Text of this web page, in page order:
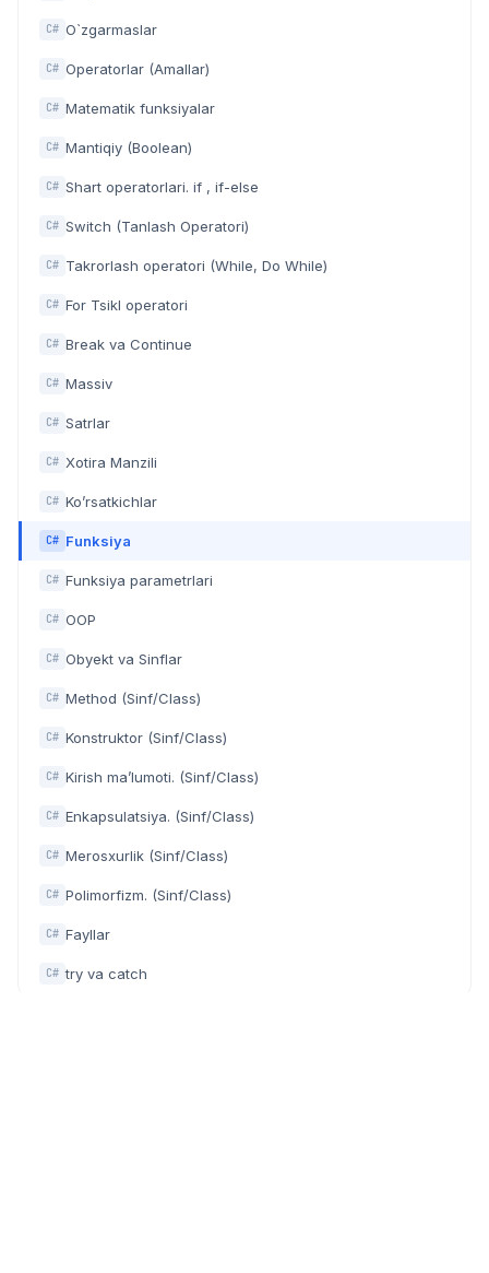
C# O`zgarmaslar
C# Operatorlar (Amallar)
C# Matematik funksiyalar
C# Mantiqiy (Boolean)
C# Shart operatorlari. if , if-else
C# Switch (Tanlash Operatori)
C# Takrorlash operatori (While, Do While)
C# For Tsikl operatori
C# Break va Continue
C# Massiv
C# Satrlar
C# Xotira Manzili
C# Ko’rsatkichlar
C# Funksiya
C# Funksiya parametrlari
C# OOP
C# Obyekt va Sinflar
C# Method (Sinf/Class)
C# Konstruktor (Sinf/Class)
C# Kirish ma’lumoti. (Sinf/Class)
C# Enkapsulatsiya. (Sinf/Class)
C# Merosxurlik (Sinf/Class)
C# Polimorfizm. (Sinf/Class)
C# Fayllar
C# try va catch